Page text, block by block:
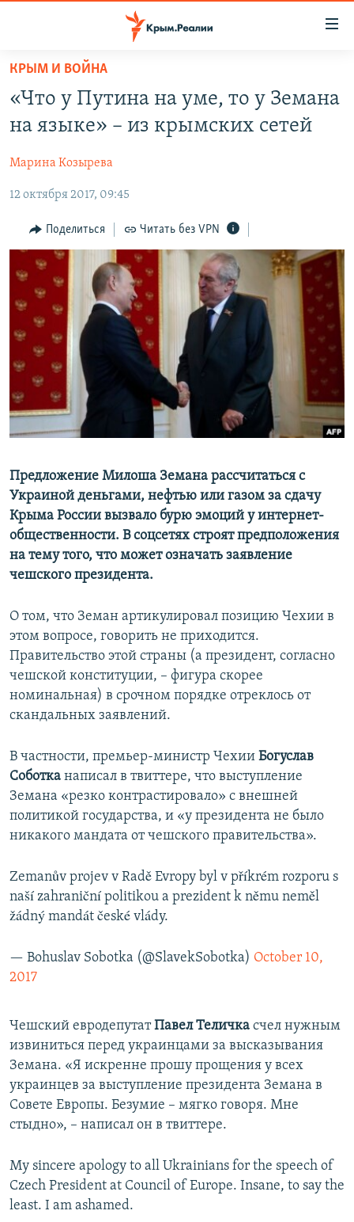
Вернуться
основному
содержанию
навигации
Вернутся
поиску
СПЕЦПРОЕКТЫ
КАРТА ВОЕННЫХ ОБЪЕКТОВ КРЫМА
11 ЛЕТ ОККУПАЦИИ КРЫМА. 11 ИСТОРИЙ СОПРОТИВЛЕНИЯ
ИСТОРИЯ
ЕЩЕ
ИНТЕРАКТИВ
ИНФОГРАФИКА
ТЕЛЕПРОЕКТ КРЫМ.РЕАЛИИ
СОВЕТЫ ПРАВОЗАЩИТНИКОВ
ПРОПАВШИЕ БЕЗ ВЕСТИ
ПОБЕДИТЕЛЕЙ НЕ СУДЯТ?
КРЫМ.НЕПОКОРЕННЫЙ
РАДІО СВОБОДА
КАК ОБОЙТИ БЛОКИРОВКУ
Українською
Qırımtatar
ПРИСОЕДИНЯЙТЕСЬ!
Все сайты RFE/RL
КРЫМ И ВОЙНА
«Что у Путина на уме, то у Земана
на языке» – из крымских сетей
Марина Козырева
12 октября 2017, 09:45
Поделиться Читать без VPN
Предложение Милоша Земана рассчитаться с
Украиной деньгами, нефтью или газом за сдачу
Крыма России вызвало бурю эмоций у интернет-
общественности. В соцсетях строят предположения
на тему того, что может означать заявление
чешского президента.
О том, что Земан артикулировал позицию Чехии в
этом вопросе, говорить не приходится.
Правительство этой страны (а президент, согласно
чешской конституции, – фигура скорее
номинальная) в срочном порядке отреклось от
скандальных заявлений.
В частности, премьер-министр Чехии Богуслав
Соботка написал в твиттере, что выступление
Земана «резко контрастировало» с внешней
политикой государства, и «у президента не было
никакого мандата от чешского правительства».
Zemanův projev v Radě Evropy byl v příkrém rozporu s
naší zahraniční politikou a prezident k němu neměl
žádný mandát české vlády.
— Bohuslav Sobotka (@SlavekSobotka) October 10,
2017
Чешский евродепутатПавел Теличка счел нужным
извиниться перед украинцами за высказывания
Земана. «Я искренне прошу прощения у всех
украинцев за выступление президента Земана в
Совете Европы. Безумие – мягко говоря. Мне
стыдно», – написал он в твиттере.
My sincere apology to all Ukrainians for the speech of
Czech President at Council of Europe. Insane, to say the
least. I am ashamed.